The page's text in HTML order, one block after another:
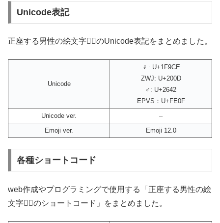
Unicode表記
正座する男性の絵文字🧎‍♂️のUnicode表記をまとめました。
Unicode
🧎: U+1F9CE
ZWJ: U+200D
♂: U+2642
EPVS：U+FE0F
Unicode ver.
–
Emoji ver.
Emoji 12.0
各種ショートコード
web作成やプログラミングで使用する「正座する男性の絵
文字🧎‍♂️のショートコード」をまとめました。